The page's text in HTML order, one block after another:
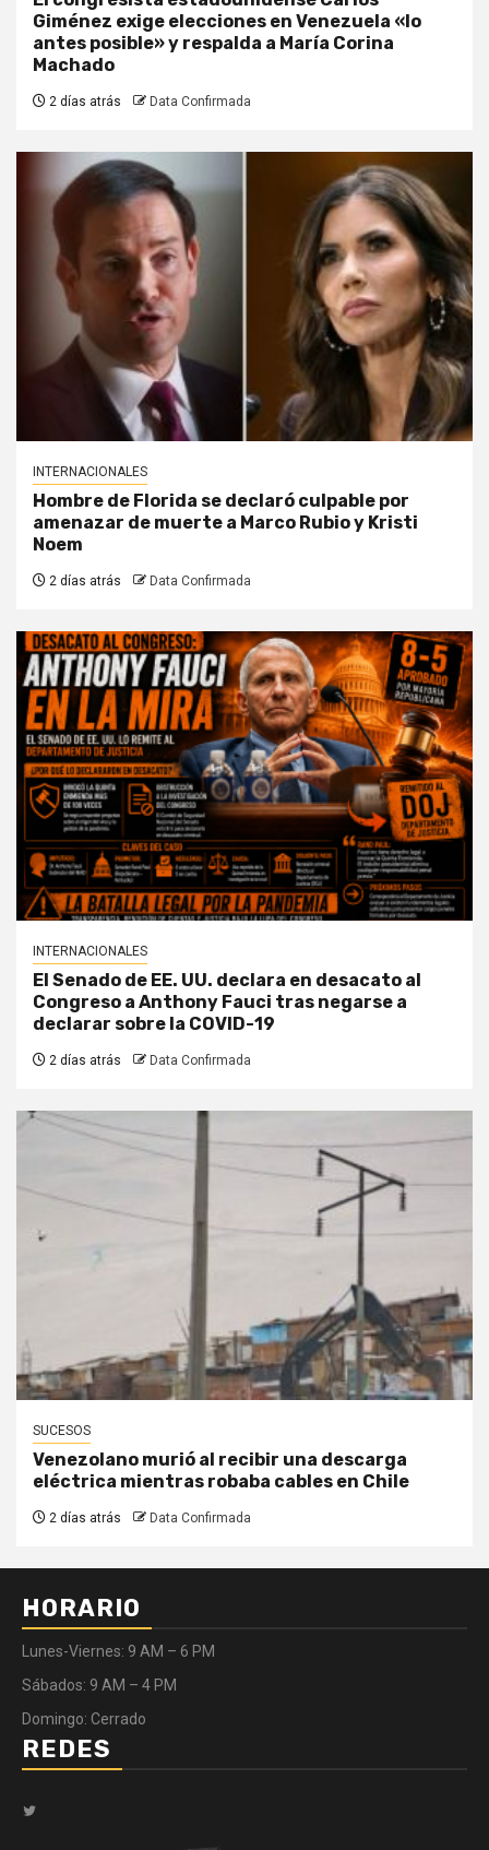
Giménez exige elecciones en Venezuela «lo
antes posible» y respalda a María Corina
Machado
2 días atrás Data Confirmada
INTERNACIONALES
Hombre de Florida se declaró culpable por
amenazar de muerte a Marco Rubio y Kristi
Noem
2 días atrás Data Confirmada
INTERNACIONALES
El Senado de EE. UU. declara en desacato al
Congreso a Anthony Fauci tras negarse a
declarar sobre la COVID-19
2 días atrás Data Confirmada
SUCESOS
Venezolano murió al recibir una descarga
eléctrica mientras robaba cables en Chile
2 días atrás Data Confirmada
HORARIO
Lunes-Viernes: 9 AM – 6 PM
Sábados: 9 AM – 4 PM
Domingo: Cerrado
REDES
Twitter